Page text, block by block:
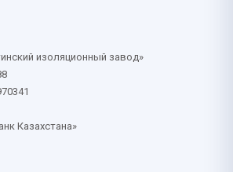
изоляционный завод»
Казахстана»